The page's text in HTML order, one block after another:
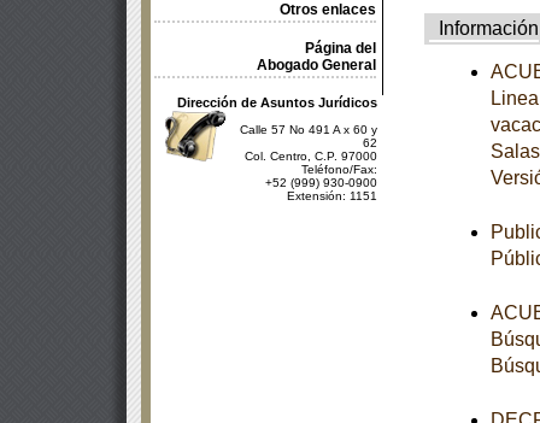
Otros enlaces
Página del
Abogado General
Dirección de Asuntos Jurídicos
Calle 57 No 491 A x 60 y
62
Col. Centro, C.P. 97000
Teléfono/Fax:
+52 (999) 930-0900
Extensión: 1151
Información